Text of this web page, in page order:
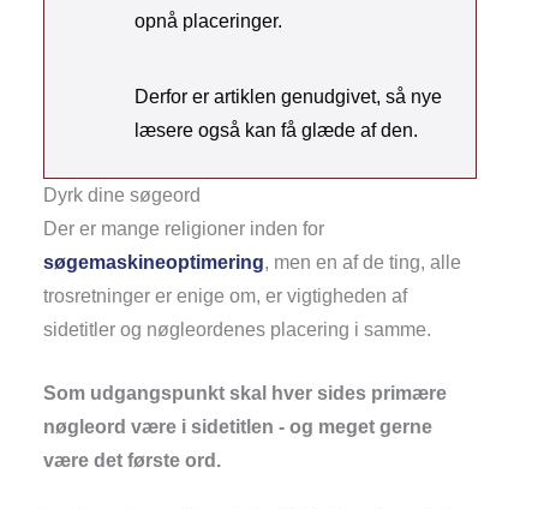
opnå placeringer.
Derfor er artiklen genudgivet, så nye
læsere også kan få glæde af den.
Dyrk dine søgeord
Der er mange religioner inden for
søgemaskineoptimering, men en af de ting, alle
trosretninger er enige om, er vigtigheden af
sidetitler og nøgleordenes placering i samme.
Som udgangspunkt skal hver sides primære
nøgleord være i sidetitlen - og meget gerne
være det første ord.